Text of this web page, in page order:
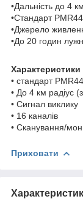
•Дальність до 4
•Стандарт
•Джерело
•До 20 годин
• стандарт
• До 4 км радіус
• Сигнал виклику
• 16 каналів
• Сканування/
Приховати